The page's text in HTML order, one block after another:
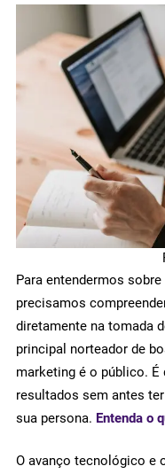
Para entendermos
precisamos
diretamente na tomada
principal norteador de
marketing é o público.
resultados sem antes
sua persona. Entenda o
O avanço tecnológico e